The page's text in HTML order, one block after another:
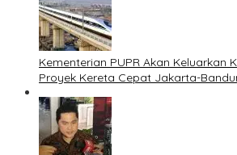
Kementerian PUPR Akan Keluarkan
Proyek Kereta Cepat Jakarta-